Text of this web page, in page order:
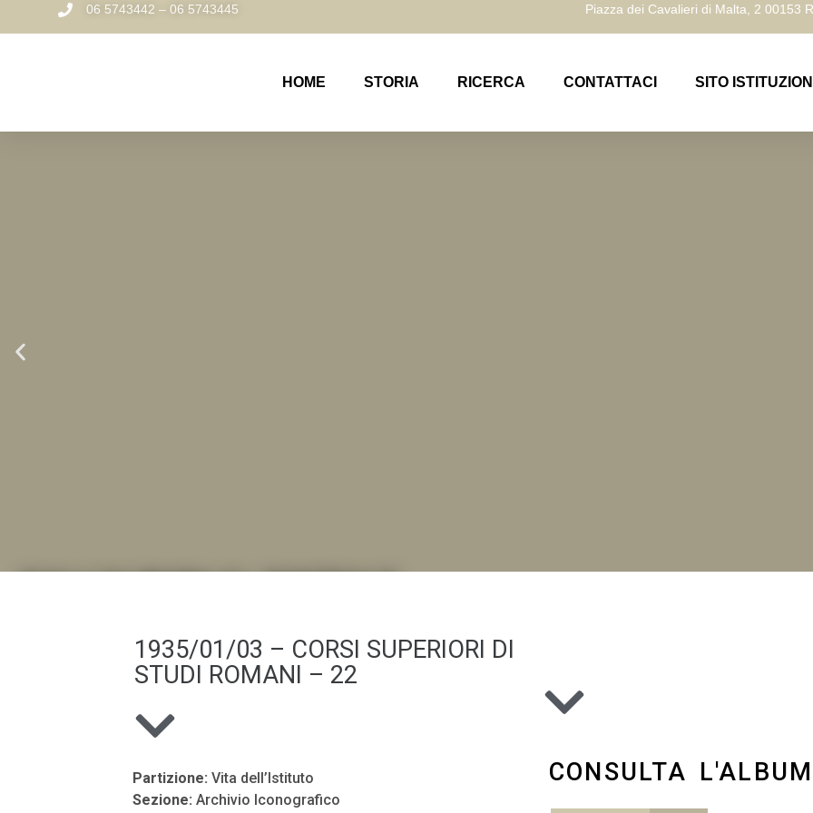
06 5743442 – 06 5743445 Piazza dei Cavalieri di Malta, 2 00153
HOME STORIA RICERCA CONTATTACI SITO
.LA "VITA DELL'ISTITUTO" ATTRAVERSO LE IMMAGINI
1935/01/03 – CORSI SUPERIORI DI
STUDI ROMANI – 22
Partizione: Vita dell’Istituto
Sezione: Archivio Iconografico
CONSULTA L'ALBUM